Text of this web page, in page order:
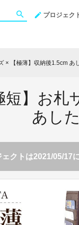
プロジェク
× 【極薄】収納後1.5cm
短】お
あし
ェクトは2021/05/17